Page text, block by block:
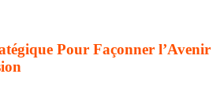
Pour Façonner l’Avenir